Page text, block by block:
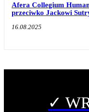
Afera Collegium
przeciwko Jackowi
16.08.2025
✓